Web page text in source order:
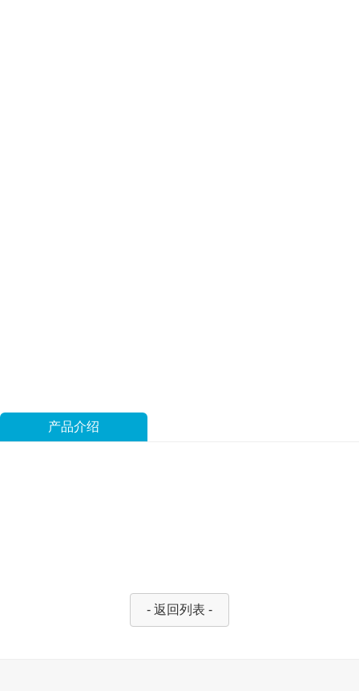
产品介绍
- 返回列表 -